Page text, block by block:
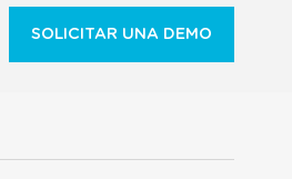
SOLICITAR UNA DEMO